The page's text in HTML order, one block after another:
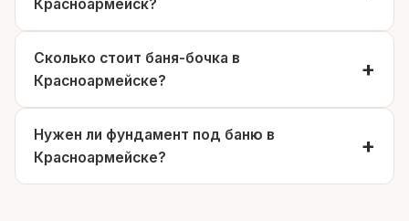
Красноармейск?
Сколько стоит баня-бочка в
Красноармейске?
Нужен ли фундамент под баню в
Красноармейске?